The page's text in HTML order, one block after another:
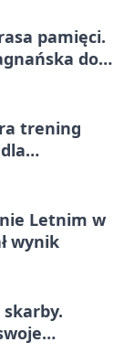
pamięci.
do
trening
Letnim w
wynik